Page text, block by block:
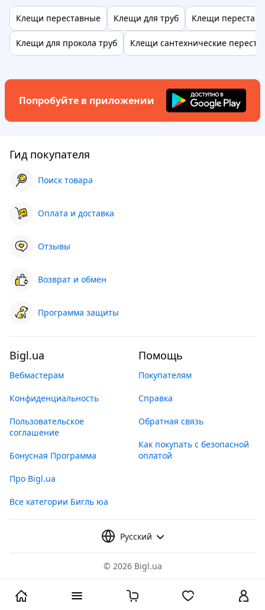
Клещи переставные Клещи для труб Клещи
Клещи для прокола труб Клещи сантехнические
Попробуйте в приложении
Гид покупателя
Поиск товара
Оплата и доставка
Отзывы
Возврат и обмен
Программа защиты
Bigl.ua
Вебмастерам
Конфиденциальность
Пользовательское
соглашение
Бонусная Программа
Про Bigl.ua
Все категории Бигль юа
Помощь
Покупателям
Справка
Обратная связь
Как покупать с безопасной
оплатой
Русский
© 2026 Bigl.ua